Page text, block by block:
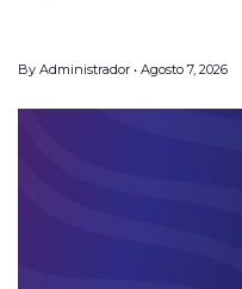
By Administrador Agosto 7, 2026